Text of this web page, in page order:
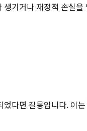
기거나 재정적 손실
다면 길몽입니다.